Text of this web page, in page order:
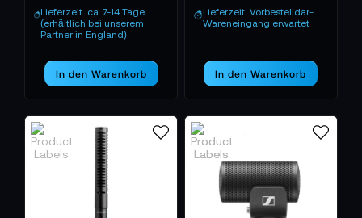
Lieferzeit: ca. 7-14 Tage
(erhältlich bei unserem
Partner in England)
In den Warenkorb
Lieferzeit: Vorbestelldar-
Wareneingang erwartet
In den Warenkorb